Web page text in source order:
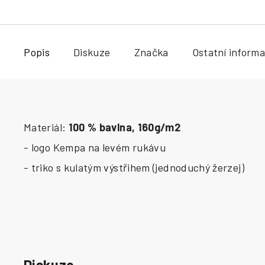
Popis Diskuze Značka Ostatní
Materiál: 100 % bavlna, 160g/m2
- logo Kempa na levém rukávu
- triko s kulatým výstřihem (jednoduchý žerzej)